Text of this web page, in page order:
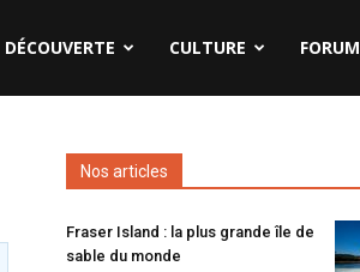
DÉCOUVERTE CULTURE FORUM
Nos articles
Fraser Island : la plus grande île de
sable du monde